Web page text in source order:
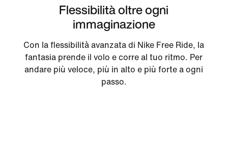
Flessibilità oltre ogni
immaginazione
Con la flessibilità avanzata di Nike Free Ride, la
fantasia prende il volo e corre al tuo ritmo. Per
andare più veloce, più in alto e più forte a ogni
passo.